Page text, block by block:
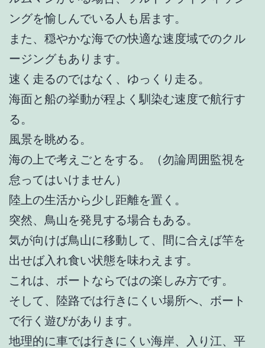
ングを愉しんでいる人も居ます。
また、穏やかな海での快適な速度域でのクル
ージングもあります。
速く走るのではなく、ゆっくり走る。
海面と船の挙動が程よく馴染む速度で航行す
る。
風景を眺める。
海の上で考えごとをする。（勿論周囲監視を
怠ってはいけません）
陸上の生活から少し距離を置く。
突然、鳥山を発見する場合もある。
気が向けば鳥山に移動して、間に合えば竿を
出せば入れ食い状態を味わえます。
これは、ボートならではの楽しみ方です。
そして、陸路では行きにくい場所へ、ボート
で行く遊びがあります。
地理的に車では行きにくい海岸、入り江、平